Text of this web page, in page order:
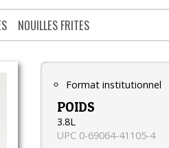
NOUILLES FRITES
Format institutionnel
POIDS
3.8L
UPC 0-69064-41105-4